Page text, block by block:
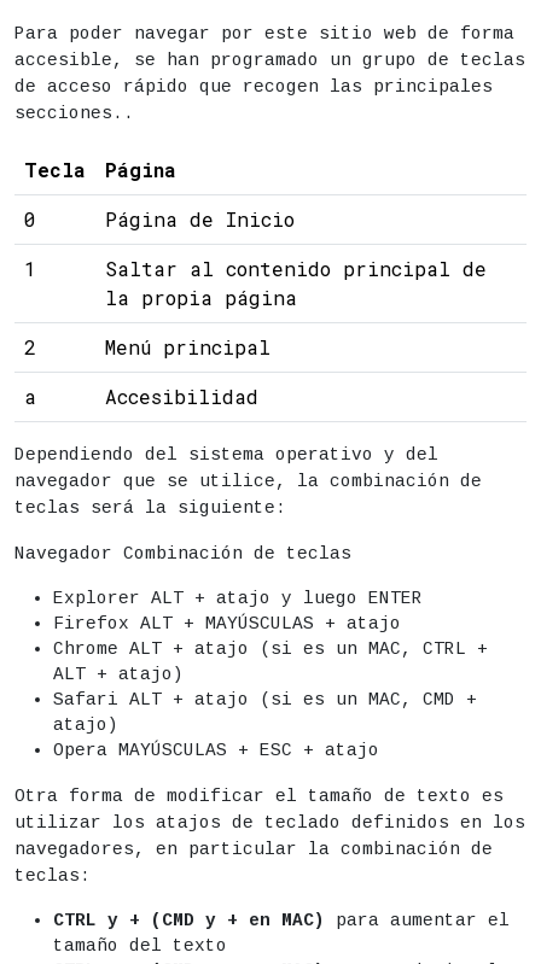
Para poder navegar por este sitio web de forma
accesible, se han programado un grupo de teclas
de acceso rápido que recogen las principales
secciones..
Tecla
Página
0
Página de Inicio
1
Saltar al contenido principal de
la propia página
2
Menú principal
a
Accesibilidad
Dependiendo del sistema operativo y del
navegador que se utilice, la combinación de
teclas será la siguiente:
Navegador Combinación de teclas
Explorer ALT + atajo y luego ENTER
Firefox ALT + MAYÚSCULAS + atajo
Chrome ALT + atajo (si es un MAC, CTRL +
ALT + atajo)
Safari ALT + atajo (si es un MAC, CMD +
atajo)
Opera MAYÚSCULAS + ESC + atajo
Otra forma de modificar el tamaño de texto es
utilizar los atajos de teclado definidos en los
navegadores, en particular la combinación de
teclas:
CTRL y + (CMD y + en MAC)
para aumentar el
tamaño del texto